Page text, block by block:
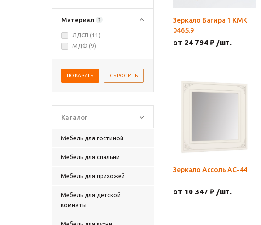
Материал ?
ЛДСП (11 )
МДФ (9)
ПОКАЗАТЬ СБРОСИТЬ
Каталог
Мебель для гостиной
Мебель для спальни
Мебель для прихожей
Мебель для детской
комнаты
Зеркало Багира 1 КМК
0465.9
от 24 794 ₽ /шт.
Зеркало Ассоль АС-44
от 10 347 ₽ /шт.